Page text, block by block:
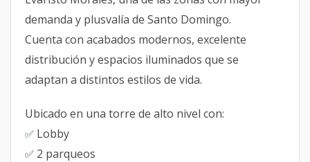
demanda y plusvalía de Santo Domingo.
Cuenta con acabados modernos, excelente
distribución y espacios iluminados que se
adaptan a distintos estilos de vida.
Ubicado en una torre de alto nivel con:
✅ Lobby
✅ 2 parqueos